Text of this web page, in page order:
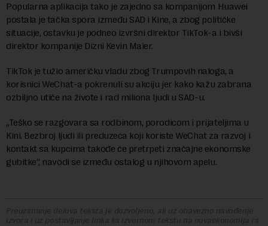
Popularna aplikacija tako je zajedno sa kompanijom Huawei
postala je tačka spora između SAD i Kine, a zbog političke
situacije, ostavku je podneo izvršni direktor TikTok-a i bivši
direktor kompanije Dizni Kevin Maier.
TikTok je tužio američku vladu zbog Trumpovih naloga, a
korisnici WeChat-a pokrenuli su akciju jer kako kažu zabrana
ozbiljno utiče na živote i rad miliona ljudi u SAD-u.
„Teško se razgovara sa rodbinom, porodicom i prijateljima u
Kini. Bezbroj ljudi ili preduzeća koji koriste WeChat za razvoj i
kontakt sa kupcima takođe će pretrpeti značajne ekonomske
gubitke“, navodi se između ostalog u njihovom apelu.
Preuzimanje delova teksta je dozvoljeno, ali uz obavezno navođenje
izvora i uz postavljanje linka ka izvornom tekstu na novaekonomija.rs